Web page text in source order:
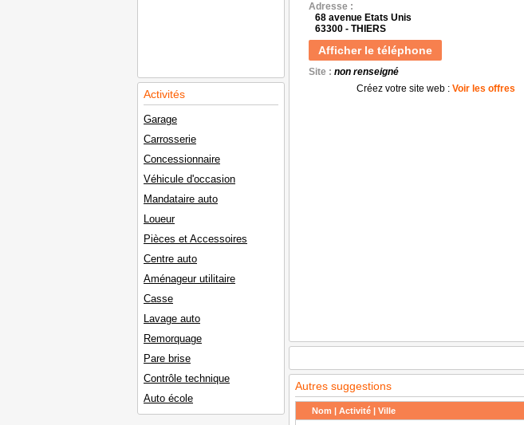
Activités
Garage
Carrosserie
Concessionnaire
Véhicule d'occasion
Mandataire auto
Loueur
Pièces et Accessoires
Centre auto
Aménageur utilitaire
Casse
Lavage auto
Remorquage
Pare brise
Contrôle technique
Auto école
Adresse :
68 avenue Etats Unis
63300 - THIERS
Afficher le téléphone
Site : non renseigné
Créez votre site web : Voir les offres
Autres suggestions
Nom | Activité | Ville